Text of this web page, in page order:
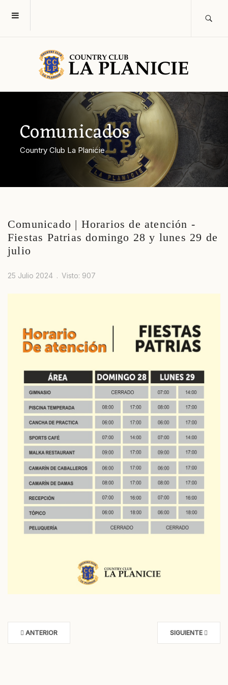
Comunicados
Country Club La Planicie
Comunicado | Horarios de atención -
Fiestas Patrias domingo 28 y lunes 29 de
julio
25 Julio 2024 Visto: 907
ANTERIOR SIGUIENTE